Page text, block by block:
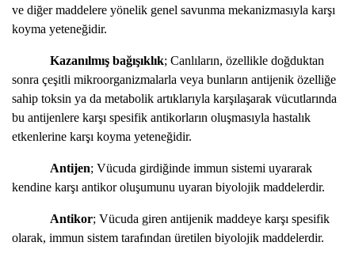
ve diğer maddelere yönelik genel savunma mekanizmasıyla karşı
koyma yeteneğidir.
Kazanılmış bağışıklık; Canlıların, özellikle doğduktan
sonra çeşitli mikroorganizmalarla veya bunların antijenik özelliğe
sahip toksin ya da metabolik artıklarıyla karşılaşarak vücutlarında
bu antijenlere karşı spesifik antikorların oluşmasıyla hastalık
etkenlerine karşı koyma yeteneğidir.
Antijen; Vücuda girdiğinde immun sistemi uyararak
kendine karşı antikor oluşumunu uyaran biyolojik maddelerdir.
Antikor; Vücuda giren antijenik maddeye karşı spesifik
olarak, immun sistem tarafından üretilen biyolojik maddelerdir.